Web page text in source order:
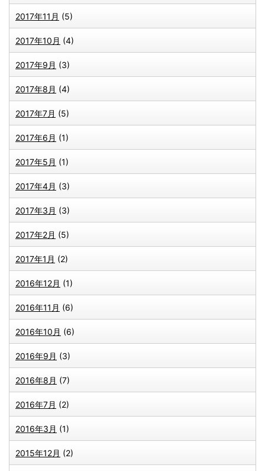
2017年11月 (5)
2017年10月 (4)
2017年9月 (3)
2017年8月 (4)
2017年7月 (5)
2017年6月 (1)
2017年5月 (1)
2017年4月 (3)
2017年3月 (3)
2017年2月 (5)
2017年1月 (2)
2016年12月 (1)
2016年11月 (6)
2016年10月 (6)
2016年9月 (3)
2016年8月 (7)
2016年7月 (2)
2016年3月 (1)
2015年12月 (2)